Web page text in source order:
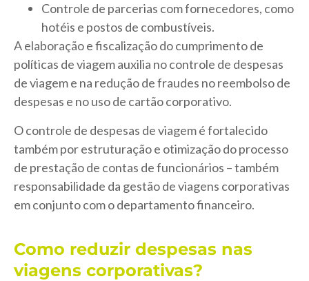
Controle de parcerias com fornecedores, como
hotéis e postos de combustíveis.
A elaboração e fiscalização do cumprimento de
políticas de viagem auxilia no controle de despesas
de viagem e na redução de fraudes no reembolso de
despesas e no uso de cartão corporativo.
O controle de despesas de viagem é fortalecido
também por estruturação e otimização do processo
de prestação de contas de funcionários – também
responsabilidade da gestão de viagens corporativas
em conjunto com o departamento financeiro.
Como reduzir despesas nas
viagens corporativas?